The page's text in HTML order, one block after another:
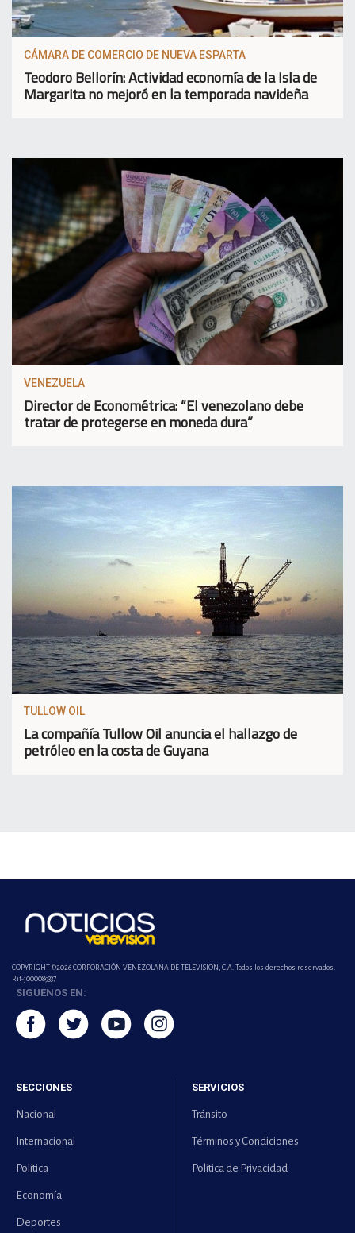
CÁMARA DE COMERCIO DE NUEVA ESPARTA
Teodoro Bellorín: Actividad economía de la Isla de
Margarita no mejoró en la temporada navideña
VENEZUELA
Director de Econométrica: “El venezolano debe
tratar de protegerse en moneda dura”
TULLOW OIL
La compañía Tullow Oil anuncia el hallazgo de
petróleo en la costa de Guyana
COPYRIGHT ©2026 CORPORACIÓN VENEZOLANA DE TELEVISION, C.A. Todos los derechos reservados.
Rif-j000089337
SIGUENOS EN:
SECCIONES
Nacional
Internacional
Política
Economía
Deportes
SERVICIOS
Tránsito
Términos y Condiciones
Política de Privacidad